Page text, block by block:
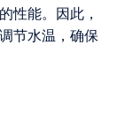
性能。因此，
节水温，确保